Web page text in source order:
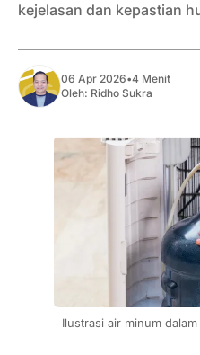
kejelasan dan kepastian
06 Apr 2026•4 Menit
Oleh: Ridho Sukra
Ilustrasi air minum